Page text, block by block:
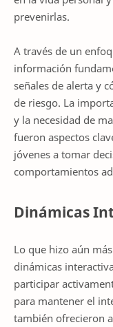
prevenirlas.
A través de un
información
señales de alerta y
de riesgo. La
y la necesidad de
fueron aspectos
jóvenes a tomar
comportamientos
Dinámicas
Lo que hizo aún
dinámicas
participar
para mantener el
también ofrecieron